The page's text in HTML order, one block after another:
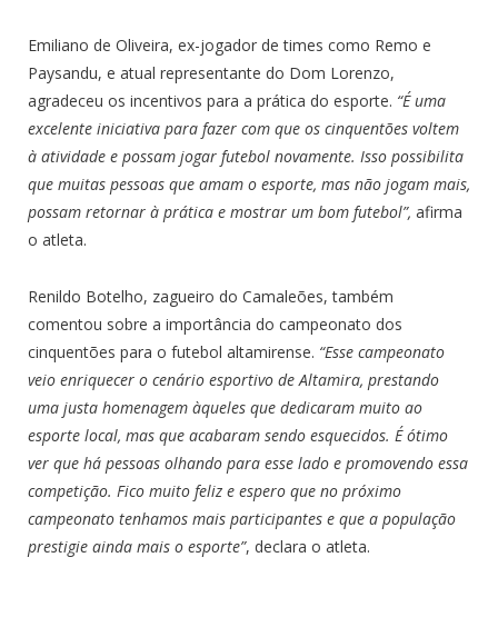
Emiliano de Oliveira, ex-jogador de times como Remo e
Paysandu, e atual representante do Dom Lorenzo,
agradeceu os incentivos para a prática do esporte. “É uma
excelente iniciativa para fazer com que os cinquentões voltem
à atividade e possam jogar futebol novamente. Isso possibilita
que muitas pessoas que amam o esporte, mas não jogam mais,
possam retornar à prática e mostrar um bom futebol”, afirma
o atleta.
Renildo Botelho, zagueiro do Camaleões, também
comentou sobre a importância do campeonato dos
cinquentões para o futebol altamirense. “Esse campeonato
veio enriquecer o cenário esportivo de Altamira, prestando
uma justa homenagem àqueles que dedicaram muito ao
esporte local, mas que acabaram sendo esquecidos. É ótimo
ver que há pessoas olhando para esse lado e promovendo essa
competição. Fico muito feliz e espero que no próximo
campeonato tenhamos mais participantes e que a população
prestigie ainda mais o esporte”, declara o atleta.